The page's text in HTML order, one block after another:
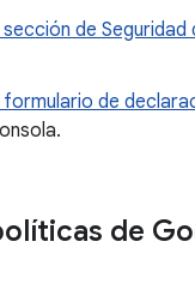
de Seguridad
de
de